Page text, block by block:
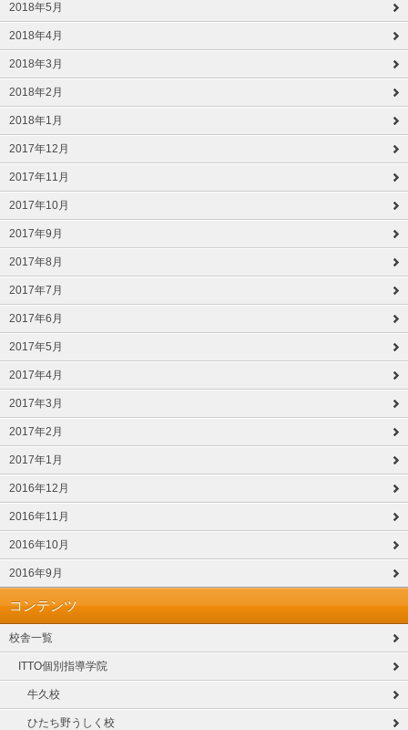
2018年5月
2018年4月
2018年3月
2018年2月
2018年1月
2017年12月
2017年11月
2017年10月
2017年9月
2017年8月
2017年7月
2017年6月
2017年5月
2017年4月
2017年3月
2017年2月
2017年1月
2016年12月
2016年11月
2016年10月
2016年9月
コンテンツ
校舎一覧
ITTO個別指導学院
牛久校
ひたち野うしく校